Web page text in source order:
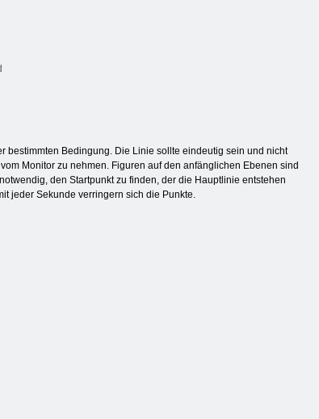
bestimmten Bedingung. Die Linie sollte eindeutig sein und nicht
Monitor zu nehmen. Figuren auf den anfänglichen Ebenen sind
den Startpunkt zu finden, der die Hauptlinie entstehen
jeder Sekunde verringern sich die Punkte.